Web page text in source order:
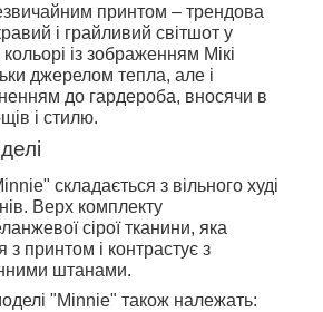
принтом – трендова
і грайливий світшот у
із зображенням Мікі
джерелом тепла, але і
до гардероба, вносячи в
і стилю.
складається з вільного худі
Верх комплекту
сірої тканини, яка
з принтом і контрастує з
штанами.
"Minnie" також належать: